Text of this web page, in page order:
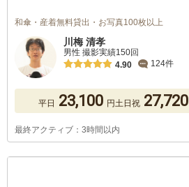
和傘・産着無料貸出・お写真100枚以上
川梅 清孝
男性 撮影実績150回
4.90
124件
平日 23,100 円土日祝 27,720
最終アクティブ：3時間以内